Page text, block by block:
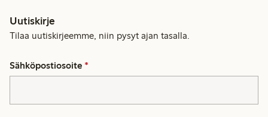
Uutiskirje
Tilaa uutiskirjeemme, niin pysyt ajan tasalla.
Sähköpostiosoite *